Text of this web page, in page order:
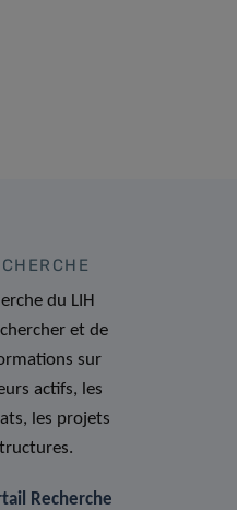
du LIH
et de
sur
actifs, les
les projets
Recherche